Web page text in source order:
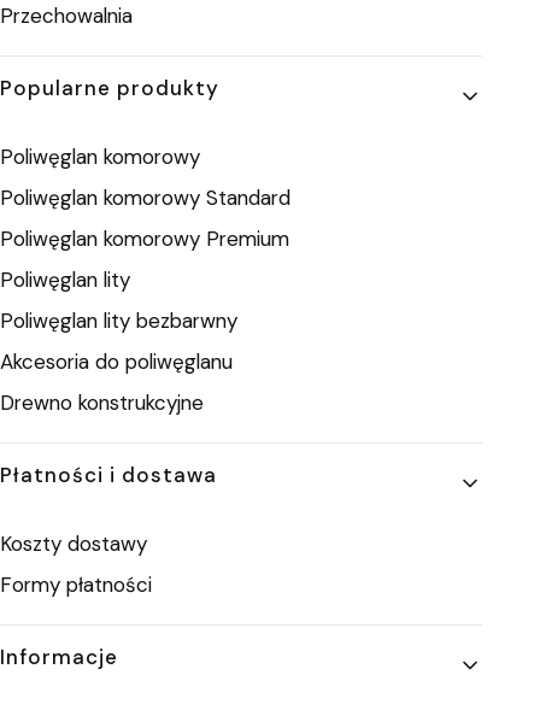
Przechowalnia
Popularne produkty
Poliwęglan komorowy
Poliwęglan komorowy Standard
Poliwęglan komorowy Premium
Poliwęglan lity
Poliwęglan lity bezbarwny
Akcesoria do poliwęglanu
Drewno konstrukcyjne
Płatności i dostawa
Koszty dostawy
Formy płatności
Informacje